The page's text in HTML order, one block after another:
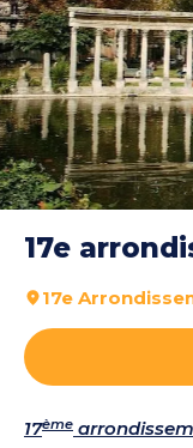
17e
17e
17ème